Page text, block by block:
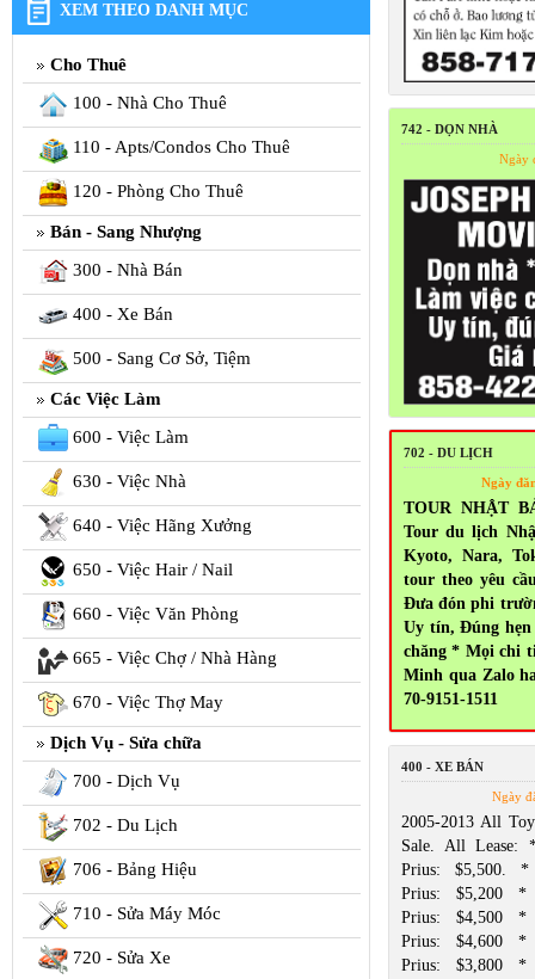
XEM THEO DANH MỤC
Cho Thuê
100 - Nhà Cho Thuê
110 - Apts/Condos Cho Thuê
120 - Phòng Cho Thuê
Bán - Sang Nhượng
300 - Nhà Bán
400 - Xe Bán
500 - Sang Cơ Sở, Tiệm
Các Việc Làm
600 - Việc Làm
630 - Việc Nhà
640 - Việc Hãng Xưởng
650 - Việc Hair / Nail
660 - Việc Văn Phòng
665 - Việc Chợ / Nhà Hàng
670 - Việc Thợ May
Dịch Vụ - Sửa chữa
700 - Dịch Vụ
702 - Du Lịch
706 - Bảng Hiệu
710 - Sửa Máy Móc
720 - Sửa Xe
742 - DỌN NHÀ
Ngày
702 - DU LỊCH
Ngày
TOUR NHẬT
Tour du lịch
Kyoto, Nara,
tour theo yêu
Đưa đón phi
Uy tín, Đúng
chăng * Mọi chi
Minh qua Zalo
70-9151-1511
400 - XE BÁN
Ngày
2005-2013 All
Sale. All Lease:
Prius: $5,500. *
Prius: $5,200 *
Prius: $4,500 *
Prius: $4,600 *
Prius: $3,800 *